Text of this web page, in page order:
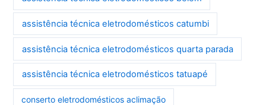
assistência técnica eletrodomésticos catumbi
assistência técnica eletrodomésticos quarta parada
assistência técnica eletrodomésticos tatuapé
conserto eletrodomésticos aclimação